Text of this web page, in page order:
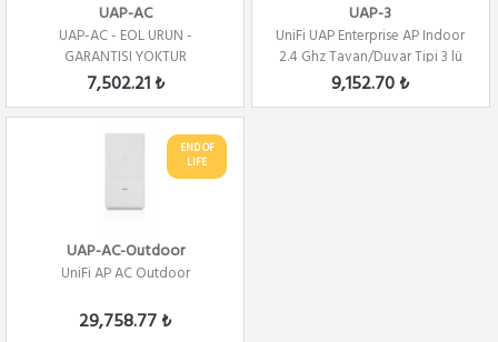
UAP-AC
UAP-AC - EOL URUN -
GARANTISI YOKTUR
7,502.21 ₺
UAP-3
UniFi UAP Enterprise AP Indoor
2.4 Ghz Tavan/Duvar Tipi 3 lü
paket
9,152.70 ₺
END OF
LIFE
UAP-AC-Outdoor
UniFi AP AC Outdoor
29,758.77 ₺